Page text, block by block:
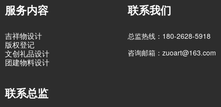
服务内容
吉祥物设计
版权登记
文创礼品设计
团建物料设计
联系我们
总监热线：180-2628-5918
咨询邮箱：zuoart@163.com
联系总监